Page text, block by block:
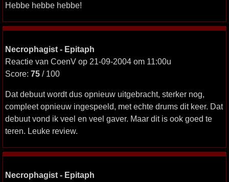
Hebbe hebbe hebbe!
Necrophagist - Epitaph
Reactie van CoenV op 21-09-2004 om 11:00u
Score: 75 / 100
Dat debuut wordt dus opnieuw uitgebracht, sterker nog,
compleet opnieuw ingespeeld, met echte drums dit keer. Dat
debuut vond ik veel en veel gaver. Maar dit is ook goed te
teren. Leuke review.
Necrophagist - Epitaph